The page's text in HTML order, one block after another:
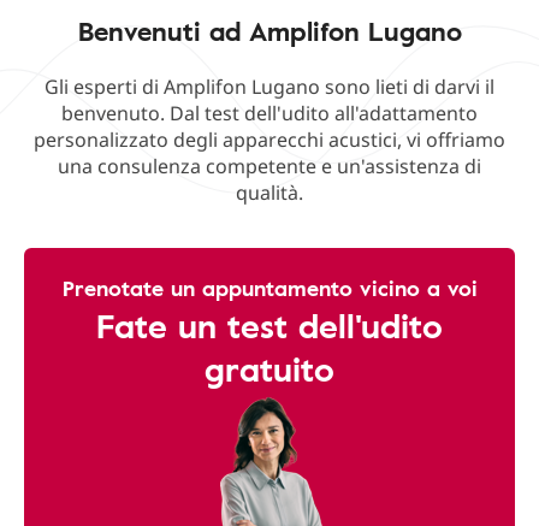
Benvenuti ad Amplifon Lugano
Gli esperti di Amplifon Lugano sono lieti di darvi il
benvenuto. Dal test dell'udito all'adattamento
personalizzato degli apparecchi acustici, vi offriamo
una consulenza competente e un'assistenza di
qualità.
Prenotate un appuntamento vicino a voi
Fate un test dell'udito
gratuito